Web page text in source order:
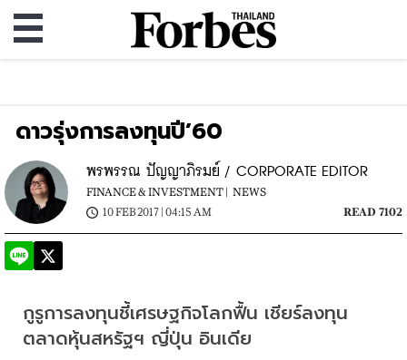
ดาวรุ่งการลงทุนปี’60
พรพรรณ ปัญญาภิรมย์ / CORPORATE EDITOR
FINANCE & INVESTMENT |
NEWS
10 FEB 2017 | 04:15 AM
READ 7102
กูรูการลงทุนชี้เศรษฐกิจโลกฟื้น เชียร์ลงทุน
ตลาดหุ้นสหรัฐฯ ญี่ปุ่น อินเดีย